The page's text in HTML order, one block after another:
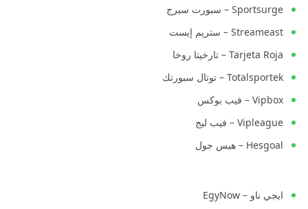
Sportsurge – سبورت سيرج
Streameast – ستريم إيست
Tarjeta Roja – تارخيتا روخا
Totalsportek – توتال سبورتك
Vipbox – فيب بوكس
Vipleague – فيب ليج
Hesgoal – هيس جول
ايجي ناو – EgyNow